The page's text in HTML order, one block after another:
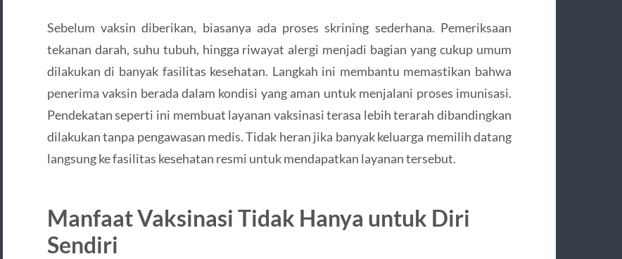
Sebelum vaksin diberikan, biasanya ada proses skrining sederhana. Pemeriksaan
tekanan darah, suhu tubuh, hingga riwayat alergi menjadi bagian yang cukup umum
dilakukan di banyak fasilitas kesehatan. Langkah ini membantu memastikan bahwa
penerima vaksin berada dalam kondisi yang aman untuk menjalani proses imunisasi.
Pendekatan seperti ini membuat layanan vaksinasi terasa lebih terarah dibandingkan
dilakukan tanpa pengawasan medis. Tidak heran jika banyak keluarga memilih datang
langsung ke fasilitas kesehatan resmi untuk mendapatkan layanan tersebut.
Manfaat Vaksinasi Tidak Hanya untuk Diri
Sendiri